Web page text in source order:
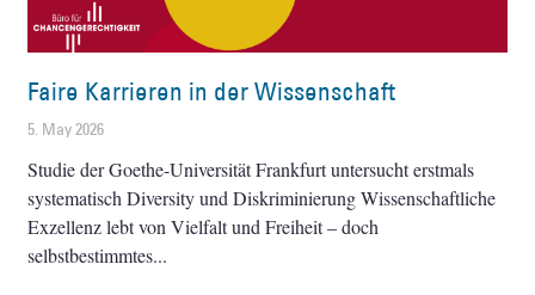
Faire Karrieren in der Wissenschaft
5. May 2026
Studie der Goethe-Universität Frankfurt untersucht erstmals
systematisch Diversity und Diskriminierung Wissenschaftliche
Exzellenz lebt von Vielfalt und Freiheit – doch
selbstbestimmtes